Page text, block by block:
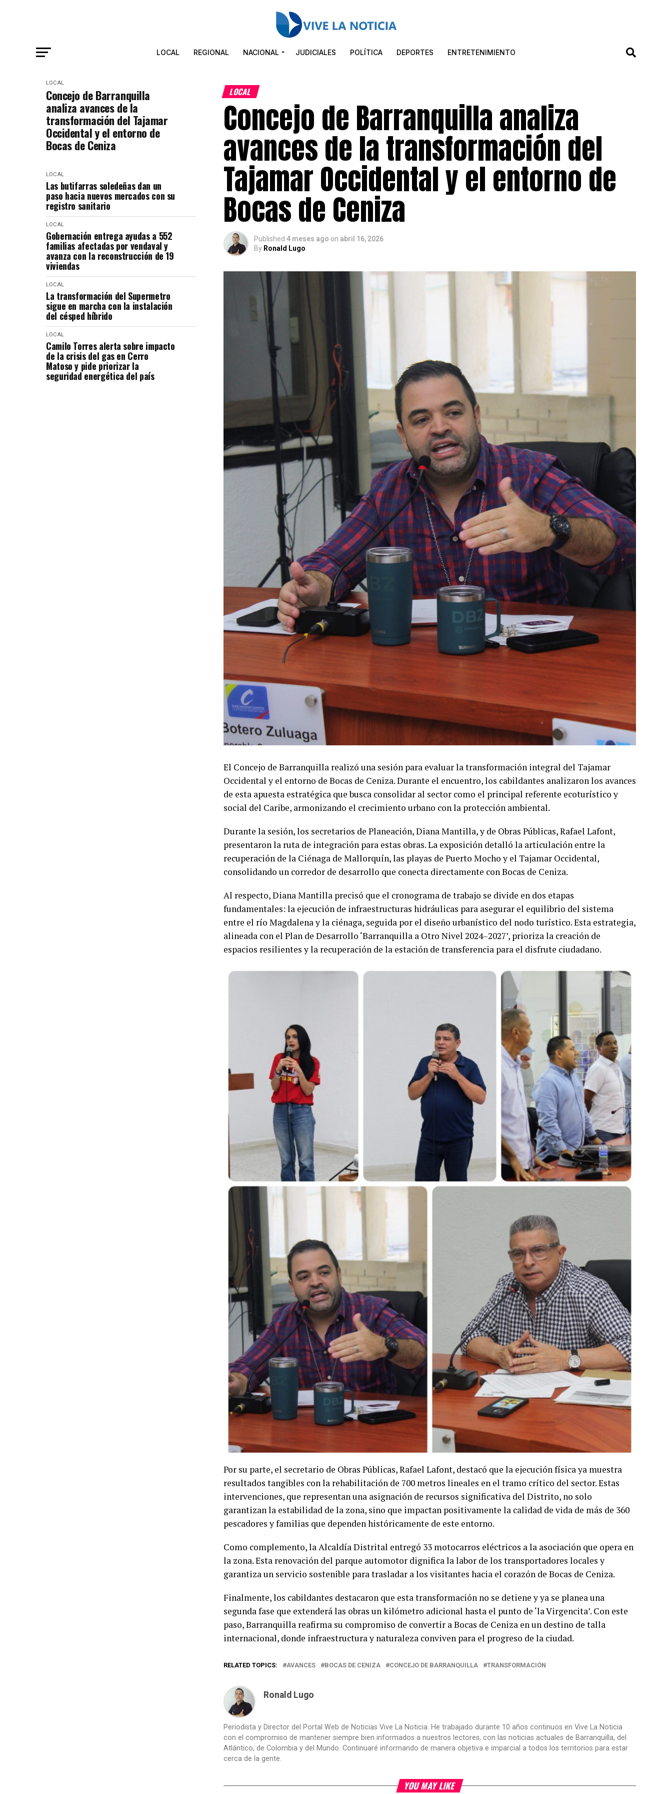
LOCAL REGIONAL NACIONAL JUDICIALES POLÍTICA DEPORTES ENTRETENIMIENTO
LOCAL
Concejo de Barranquilla
analiza avances de la
transformación del Tajamar
Occidental y el entorno de
Bocas de Ceniza
LOCAL
Las butifarras soledeñas dan un
paso hacia nuevos mercados con su
registro sanitario
LOCAL
Gobernación entrega ayudas a 552
familias afectadas por vendaval y
avanza con la reconstrucción de 19
viviendas
LOCAL
La transformación del Supermetro
sigue en marcha con la instalación
del césped híbrido
LOCAL
Camilo Torres alerta sobre impacto
de la crisis del gas en Cerro
Matoso y pide priorizar la
seguridad energética del país
LOCAL
Concejo de Barranquilla analiza
avances de la transformación del
Tajamar Occidental y el entorno de
Bocas de Ceniza
Published 4 meses ago on abril 16, 2026
By Ronald Lugo
El Concejo de Barranquilla realizó una sesión para evaluar la transformación integral del Tajamar
Occidental y el entorno de Bocas de Ceniza. Durante el encuentro, los cabildantes analizaron los avances
de esta apuesta estratégica que busca consolidar al sector como el principal referente ecoturístico y
social del Caribe, armonizando el crecimiento urbano con la protección ambiental.
Durante la sesión, los secretarios de Planeación, Diana Mantilla, y de Obras Públicas, Rafael Lafont,
presentaron la ruta de integración para estas obras. La exposición detalló la articulación entre la
recuperación de la Ciénaga de Mallorquín, las playas de Puerto Mocho y el Tajamar Occidental,
consolidando un corredor de desarrollo que conecta directamente con Bocas de Ceniza.
Al respecto, Diana Mantilla precisó que el cronograma de trabajo se divide en dos etapas
fundamentales: la ejecución de infraestructuras hidráulicas para asegurar el equilibrio del sistema
entre el río Magdalena y la ciénaga, seguida por el diseño urbanístico del nodo turístico. Esta estrategia,
alineada con el Plan de Desarrollo ‘Barranquilla a Otro Nivel 2024–2027’, prioriza la creación de
espacios resilientes y la recuperación de la estación de transferencia para el disfrute ciudadano.
Por su parte, el secretario de Obras Públicas, Rafael Lafont, destacó que la ejecución física ya muestra
resultados tangibles con la rehabilitación de 700 metros lineales en el tramo crítico del sector. Estas
intervenciones, que representan una asignación de recursos significativa del Distrito, no solo
garantizan la estabilidad de la zona, sino que impactan positivamente la calidad de vida de más de 360
pescadores y familias que dependen históricamente de este entorno.
Como complemento, la Alcaldía Distrital entregó 33 motocarros eléctricos a la asociación que opera en
la zona. Esta renovación del parque automotor dignifica la labor de los transportadores locales y
garantiza un servicio sostenible para trasladar a los visitantes hacia el corazón de Bocas de Ceniza.
Finalmente, los cabildantes destacaron que esta transformación no se detiene y ya se planea una
segunda fase que extenderá las obras un kilómetro adicional hasta el punto de ‘la Virgencita’. Con este
paso, Barranquilla reafirma su compromiso de convertir a Bocas de Ceniza en un destino de talla
internacional, donde infraestructura y naturaleza conviven para el progreso de la ciudad.
RELATED TOPICS: AVANCES BOCAS DE CENIZA CONCEJO DE BARRANQUILLA TRANSFORMACIÓN
Ronald Lugo
Periodista y Director del Portal Web de Noticias Vive La Noticia. He trabajado durante 10 años continuos en Vive La Noticia
con el compromiso de mantener siempre bien informados a nuestros lectores, con las noticias actuales de Barranquilla, del
Atlántico, de Colombia y del Mundo. Continuaré informando de manera objetiva e imparcial a todos los territorios para estar
cerca de la gente.
YOU MAY LIKE